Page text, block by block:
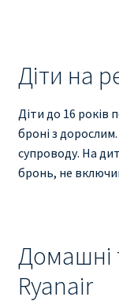
Діти на
Діти до 16 років
броні з
супроводу. На
бронь, не
Домашні
Ryanair